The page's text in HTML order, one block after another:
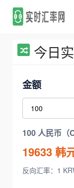
今日
金额
100 人民币（
19633韩
反向汇率：1